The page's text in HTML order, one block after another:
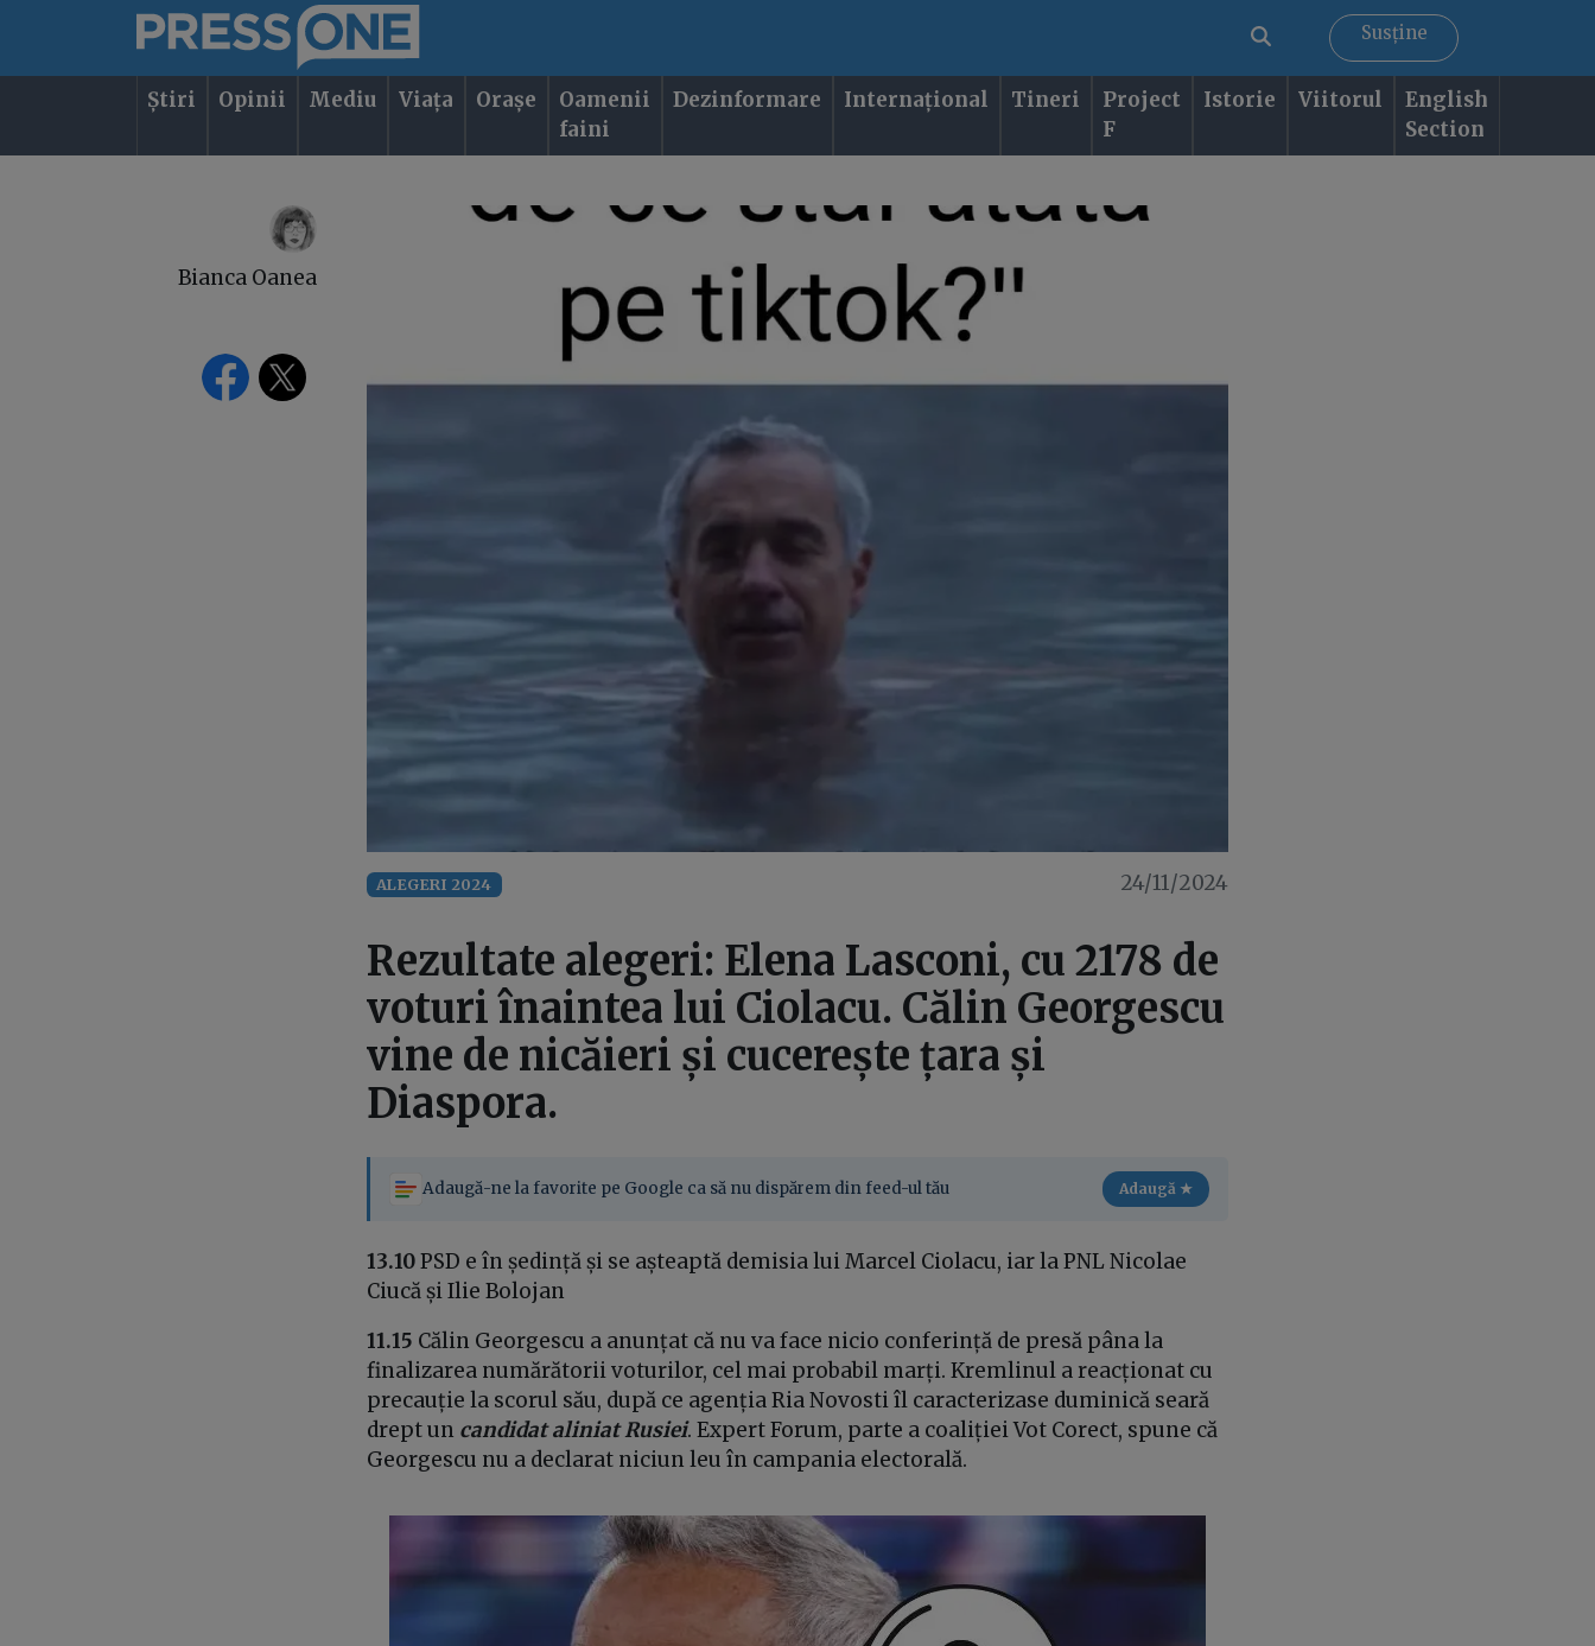
Susține
Știri Opinii Mediu Viața Orașe
Oamenii
faini
Dezinformare Internațional Tineri
Project
F
Istorie Viitorul
English
Section
Bianca Oanea
ALEGERI 2024 24/11/2024
Rezultate alegeri: Elena Lasconi, cu 2178 de
voturi înaintea lui Ciolacu. Călin Georgescu
vine de nicăieri și cucerește țara și
Diaspora.
Adaugă-ne la favorite pe Google ca să nu dispărem din feed-ul tău Adaugă ★
13.10PSD e în ședință și se așteaptă demisia lui Marcel Ciolacu, iar la PNL Nicolae
Ciucă și Ilie Bolojan
11.15 Călin Georgescu a anunțat că nu va face nicio conferință de presă pâna la
finalizarea numărătorii voturilor, cel mai probabil marți. Kremlinul a reacționat cu
precauție la scorul său, după ce agenția Ria Novosti îl caracterizase duminică seară
drept un candidat aliniat Rusiei. Expert Forum, parte a coaliției Vot Corect, spune că
Georgescu nu a declarat niciun leu în campania electorală.